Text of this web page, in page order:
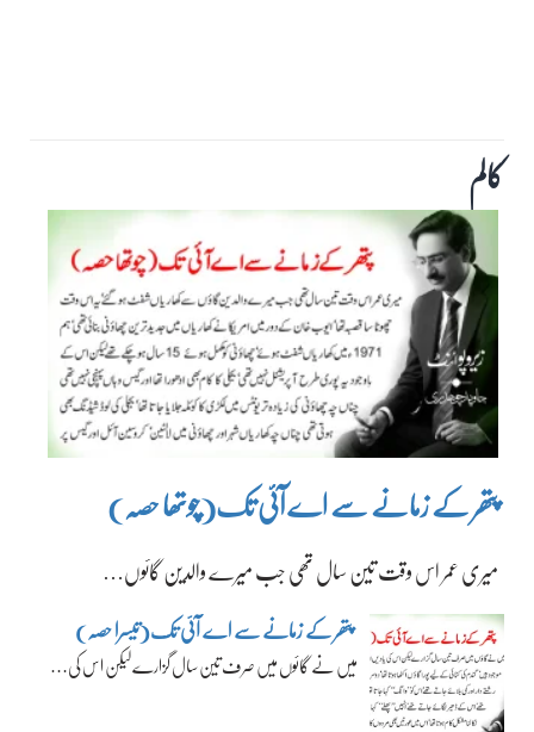
کالم
پتھر کے زمانے سے اے آئی تک(چوتھا حصہ)
میری عمر اس وقت تین سال تھی جب میرے والدین گائوں…
پتھر کے زمانے سے اے آئی تک(تیسرا حصہ)
میں نے گائوں میں صرف تین سال گزارے لیکن اس کی…